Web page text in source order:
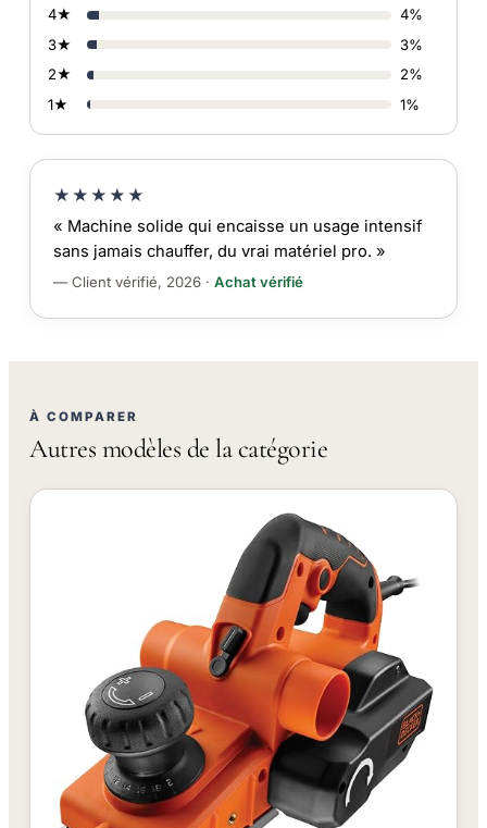
4★
4%
3★
3%
2★
2%
1★
1%
★★★★★
« Machine solide qui encaisse un usage intensif
sans jamais chauffer, du vrai matériel pro. »
— Client vérifié, 2026 · Achat vérifié
À COMPARER
Autres modèles de la catégorie